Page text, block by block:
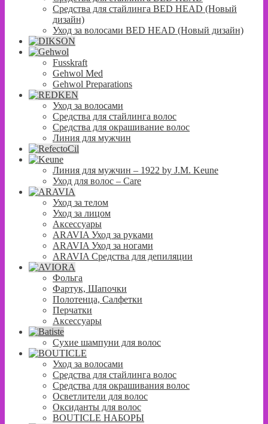
Средства для стайлинга BED HEAD (Новый
дизайн)
Уход за волосами BED HEAD (Новый дизайн)
Fusskraft
Gehwol Med
Gehwol Preparations
Уход за волосами
Средства для стайлинга волос
Средства для окрашивание волос
Линия для мужчин
Линия для мужчин – 1922 by J.M. Keune
Уход для волос – Сare
Уход за телом
Уход за лицом
Аксессуары
ARAVIA Уход за руками
ARAVIA Уход за ногами
ARAVIA Средства для депиляции
Фольга
Фартук, Шапочки
Полотенца, Салфетки
Перчатки
Аксессуары
Сухие шампуни для волос
Уход за волосами
Средства для стайлинга волос
Средства для окрашивания волос
Осветлители для волос
Оксиданты для волос
BOUTICLE НАБОРЫ